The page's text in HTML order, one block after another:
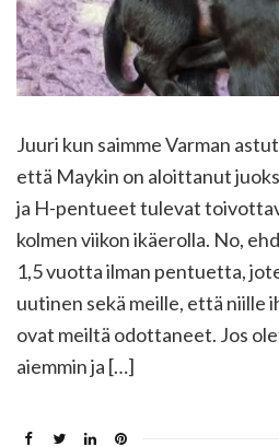
Juuri kun saimme Varman
että Maykin on aloittanut
ja H-pentueet tulevat
kolmen viikon ikäerolla. No,
1,5 vuotta ilman pentuetta,
uutinen sekä meille, että niille
ovat meiltä odottaneet. Jos
aiemmin ja […]